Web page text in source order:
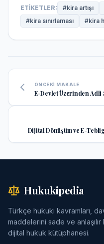
ETIKETLER: #kira artışı
#kira sınırlaması #kira
ÖNCEKI MAKALE
E-Devlet Üzerinden Adli
Dijital Dönüşüm ve E-
Hukukipedia
Türkçe hukuki kavramları,
maddelerini sade ve anlaşılır
dijital hukuk kütüphanesi.